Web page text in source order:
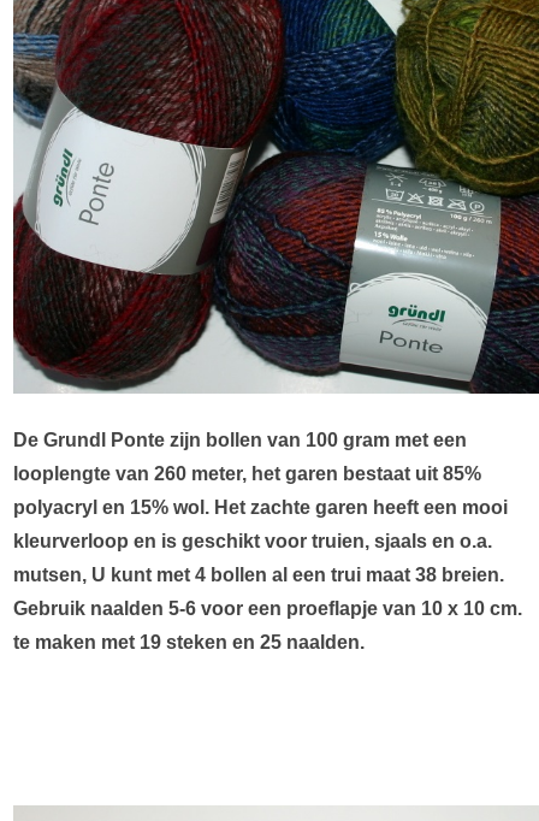
De Grundl Ponte zijn bollen van 100 gram met een
looplengte van 260 meter, het garen bestaat uit 85%
polyacryl en 15% wol. Het zachte garen heeft een mooi
kleurverloop en is geschikt voor truien, sjaals en o.a.
mutsen, U kunt met 4 bollen al een trui maat 38 breien.
Gebruik naalden 5-6 voor een proeflapje van 10 x 10 cm.
te maken met 19 steken en 25 naalden.